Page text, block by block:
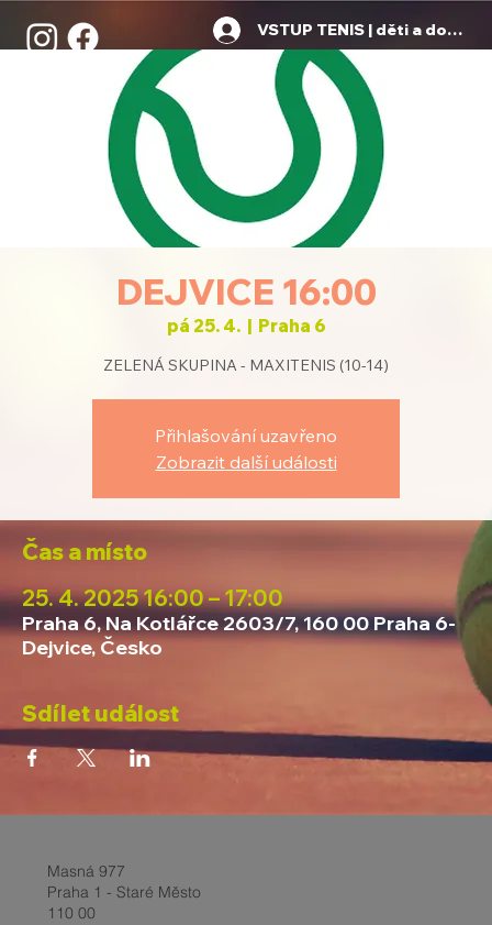
VSTUP TENIS | děti a dospělí
DEJVICE 16:00
pá 25. 4.
  |
Praha 6
ZELENÁ SKUPINA - MAXITENIS (10-14)
Přihlašování uzavřeno
Zobrazit další události
Čas a místo
25. 4. 2025 16:00 – 17:00
Praha 6, Na Kotlářce 2603/7, 160 00 Praha 6-
Dejvice, Česko
Sdílet událost
Masná 977
Praha 1 - Staré Město
110 00